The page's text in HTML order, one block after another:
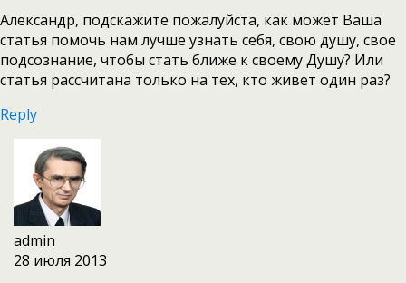
Александр, подскажите пожалуйста, как может Ваша
статья помочь нам лучше узнать себя, свою душу, свое
подсознание, чтобы стать ближе к своему Душу? Или
статья рассчитана только на тех, кто живет один раз?
Reply
admin
28 июля 2013